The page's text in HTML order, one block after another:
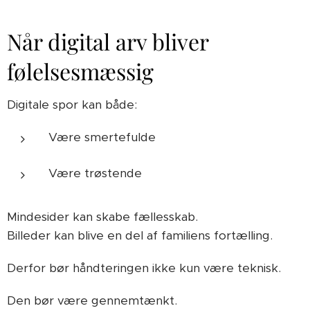
Når digital arv bliver
følelsesmæssig
Digitale spor kan både:
Være smertefulde
Være trøstende
Mindesider kan skabe fællesskab.
Billeder kan blive en del af familiens fortælling.
Derfor bør håndteringen ikke kun være teknisk.
Den bør være gennemtænkt.